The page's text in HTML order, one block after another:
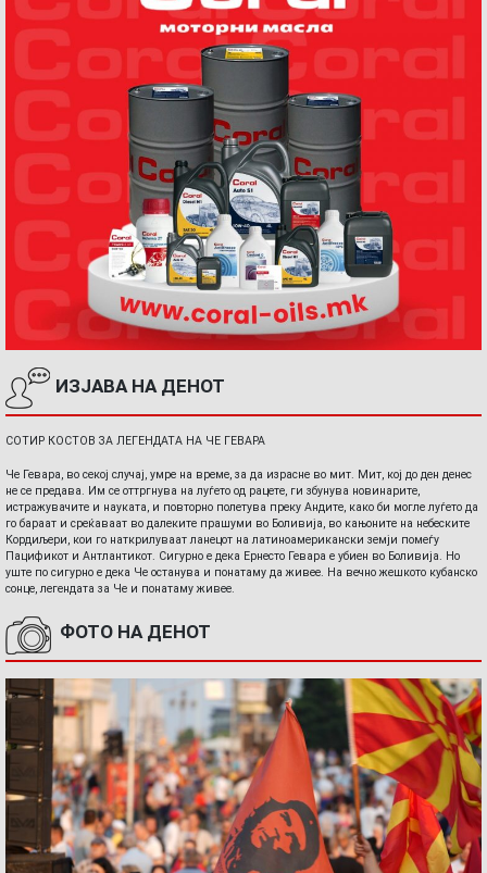
ИЗЈАВА НА ДЕНОТ
СОТИР КОСТОВ ЗА ЛЕГЕНДАТА НА ЧЕ ГЕВАРА
Че Гевара, во секој случај, умре на време, за да израсне во мит. Мит, кој до ден денес
не се предава. Им се оттргнува на луѓето од рацете, ги збунува новинарите,
истражувачите и науката, и повторно полетува преку Андите, како би могле луѓето да
го бараат и среќаваат во далеките прашуми во Боливија, во кањоните на небеските
Кордиљери, кои го наткрилуваат ланецот на латиноамерикански земји помеѓу
Пацификот и Антлантикот. Сигурно е дека Ернесто Гевара е убиен во Боливија. Но
уште по сигурно е дека Че останува и понатаму да живее. На вечно жешкото кубанско
сонце, легендата за Че и понатаму живее.
ФОТО НА ДЕНОТ